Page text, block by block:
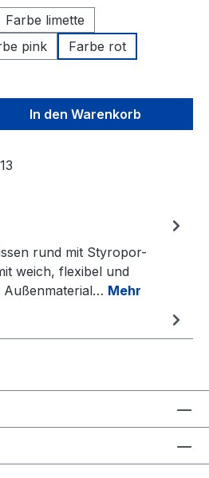
Farbe limette
pink
Farbe rot
Gib den
In den Warenkorb
rund mit Styropor-
weich, flexibel und
Außenmaterial… Mehr